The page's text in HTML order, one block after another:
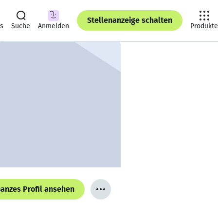
Suche Anmelden
Stellenanzeige schalten
Produkte
Profil ansehen